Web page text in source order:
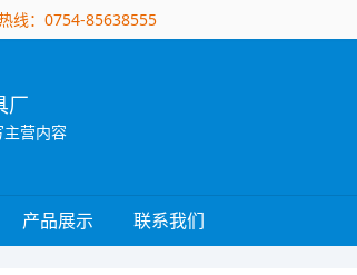
线：0754-85638555
厂
营内容
产品展示 联系我们